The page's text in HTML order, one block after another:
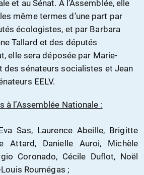
et au Sénat. A l’Assemblée, elle
même termes d’une part par
écologistes, et par Barbara
Tallard et des députés
elle sera déposée par Marie-
des sénateurs socialistes et Jean
EELV.
à l’Assemblée Nationale :
Sas, Laurence Abeille, Brigitte
Attard, Danielle Auroi, Michèle
Coronado, Cécile Duflot, Noël
Roumégas ;